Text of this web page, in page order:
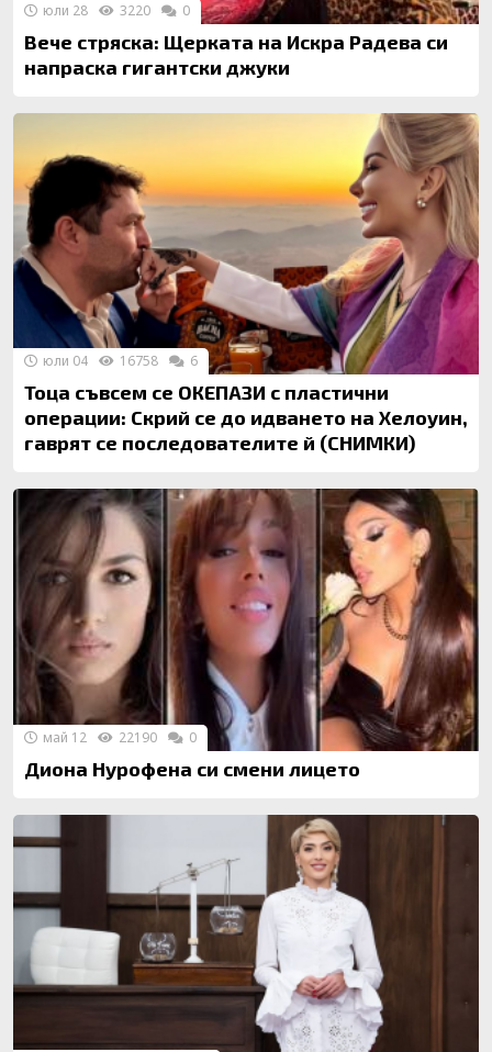
Вече стряска: Щерката на Искра Радева си
напраска гигантски джуки
юли 28 3220 0
Тоца съвсем се ОКЕПАЗИ с пластични
операции: Скрий се до идването на Хелоуин,
гаврят се последователите й (СНИМКИ)
юли 04 16758 6
Диона Нурофена си смени лицето
май 12 22190 0